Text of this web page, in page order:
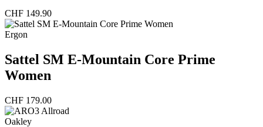
CHF 149.90
Ergon
Sattel SM E-Mountain Core Prime
Women
CHF 179.00
Oakley